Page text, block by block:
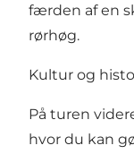
færden af en
rørhøg.
Kultur og
På turen
hvor du kan